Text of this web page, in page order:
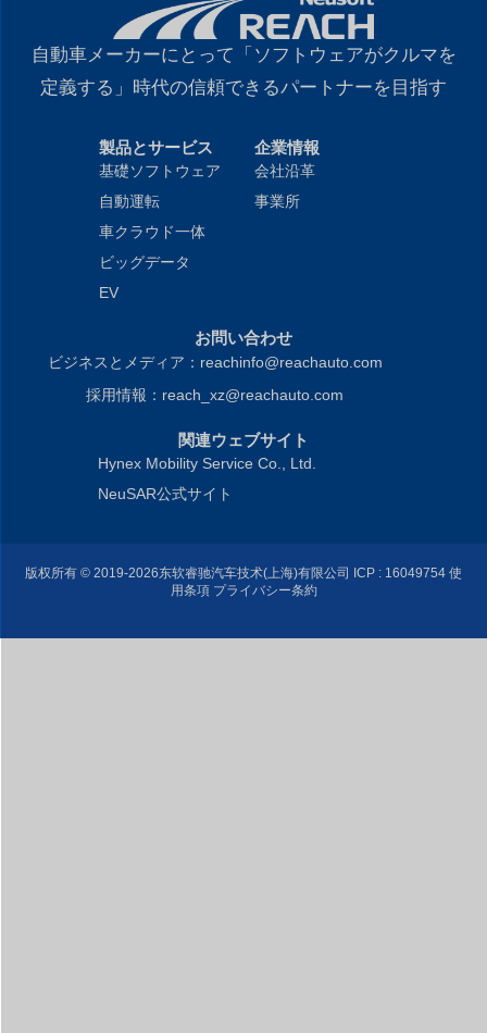
自動車メーカーにとって「ソフトウェアがクルマを
定義する」時代の信頼できるパートナーを目指す
製品とサービス
基礎ソフトウェア
自動運転
車クラウド一体
ビッグデータ
EV
企業情報
会社沿革
事業所
お問い合わせ
ビジネスとメディア：reachinfo@reachauto.com
採用情報：reach_xz@reachauto.com
関連ウェブサイト
Hynex Mobility Service Co., Ltd.
NeuSAR公式サイト
版权所有 © 2019-2026东软睿驰汽车技术(上海)有限公司 ICP : 16049754 使
用条項 プライバシー条約